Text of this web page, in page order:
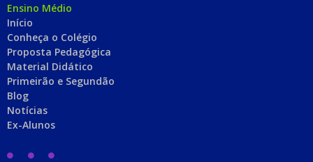
Ensino Médio
Início
Conheça o Colégio
Proposta Pedagógica
Material Didático
Primeirão e Segundão
Blog
Notícias
Ex-Alunos